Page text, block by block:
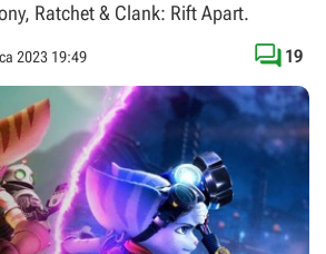
Ratchet & Clank: Rift Apart.
2023 19:49  19